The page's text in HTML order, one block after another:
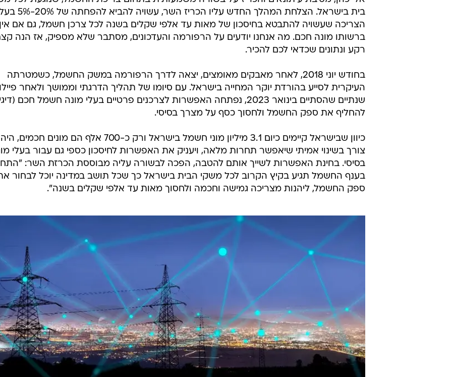
בית בישראל. הצלחת המהלך החדש עליו הכריז
הצריכה שעשויה להתבטא בחיסכון של מאות עד אלפי שקלים בשנה לכל צרכן חשמל, גם אם אין
ברשותו מונה חכם. מה אנחנו יודעים על הרפורמה והעדכונים, מסתבר שלא מספיק, אז הנה
רקע ונתונים שכדאי לכם להכיר.
בחודש יוני 2018, לאחר מאבקים מאומצים, יצאה לדרך הרפורמה במשק החשמל, כשמטרתה
העיקרית לסייע בהורדת יוקר המחייה בישראל. עם סיומו של תהליך הדרגתי וממושך ולאחר
שנתיים שהסתיים בינואר 2023, נפתחה האפשרות לצרכנים פרטיים בעלי מונה חשמל חכם
להחליף את ספק החשמל ולחסוך כסף על מצרך בסיסי.
כיוון שבישראל קיימים כיום 3.1 מיליון מוני חשמל בישראל ורק כ-700 אלף הם מונים חכמים, היה
צורך בשינוי אמיתי שיאפשר תחרות מלאה, ויעניק את האפשרות לחיסכון כספי גם עבור בעלי
בסיסי. בחינת האפשרות לשייך אותם להטבה, הפכה לבשורה עליה מבוססת הכרזת השר:
בענף החשמל תגיע בקיץ הקרוב לכל משקי הבית בישראל כך שכל תושב במדינה יוכל לבחור
ספק החשמל, ליהנות מצריכה גמישה וחכמה ולחסוך מאות עד אלפי שקלים בשנה".